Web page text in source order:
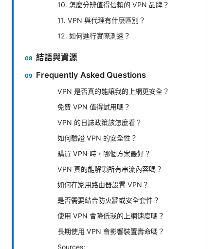
10. 怎麼分辨值得信賴的 VPN 品牌？
11. VPN 與代理有什麼區別？
12. 如何進行實際測速？
結語與資源
Frequently Asked Questions
VPN 是否真的能讓我的上網更安全？
免費 VPN 值得試用嗎？
VPN 的日誌政策該怎麼看？
如何驗證 VPN 的安全性？
購買 VPN 時，哪個方案最好？
VPN 真的能解鎖所有串流內容嗎？
如何在家用路由器設置 VPN？
是否需要結合防火牆或安全套件？
使用 VPN 會降低我的上網速度嗎？
長期使用 VPN 會影響裝置壽命嗎？
Sources: